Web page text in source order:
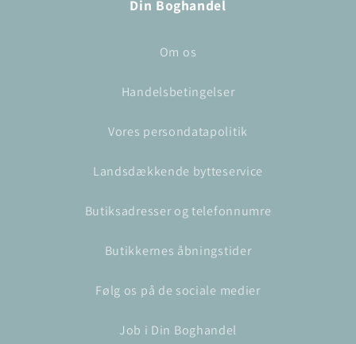
Din Boghandel
Om os
Handelsbetingelser
Vores persondatapolitik
Landsdækkende bytteservice
Butiksadresser og telefonnumre
Butikkernes åbningstider
Følg os på de sociale medier
Job i Din Boghandel